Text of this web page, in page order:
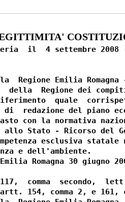
il  4 settembre 2008
Regione Emilia
della  Regione dei
quale
di  redazione del piano
con la normativa
allo Stato - Ricorso del
esclusiva statale
e dell'ambiente.
Romagna 30 giugno
comma  secondo,
154, comma 2, e 161,